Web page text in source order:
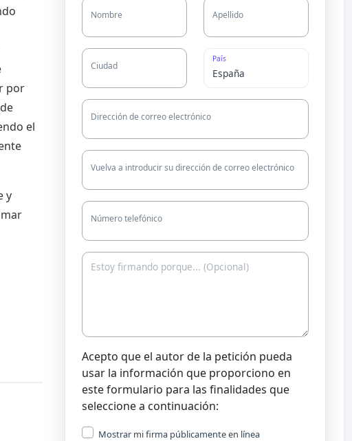
por
el
y
Nombre Apellido
Ciudad
País
Dirección de correo electrónico
Vuelva a introducir su dirección de correo electrónico
Número telefónico
Acepto que el autor de la petición pueda
usar la información que proporciono en
este formulario para las finalidades que
seleccione a continuación:
Mostrar mi firma públicamente en línea